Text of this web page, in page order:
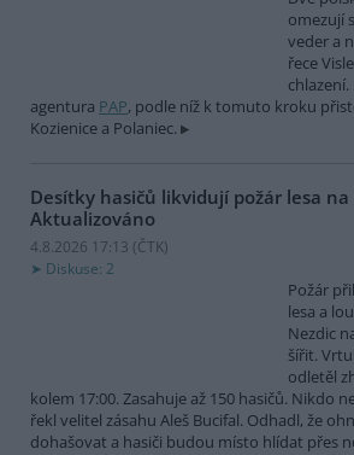
omezují
veder a
řece
agentura PAP, podle níž k tomuto kroku
Kozienice a Polaniec.
Desítky hasičů likvidují požár lesa na
Aktualizováno
4.8.2026 17:13 (ČTK)
Diskuse: 2
Požár
lesa a
Nezdic
šířit.
odletěl
kolem 17:00. Zasahuje až 150 hasičů. Nikdo
řekl velitel zásahu Aleš Bucifal. Odhadl, že
dohašovat a hasiči budou místo hlídat přes